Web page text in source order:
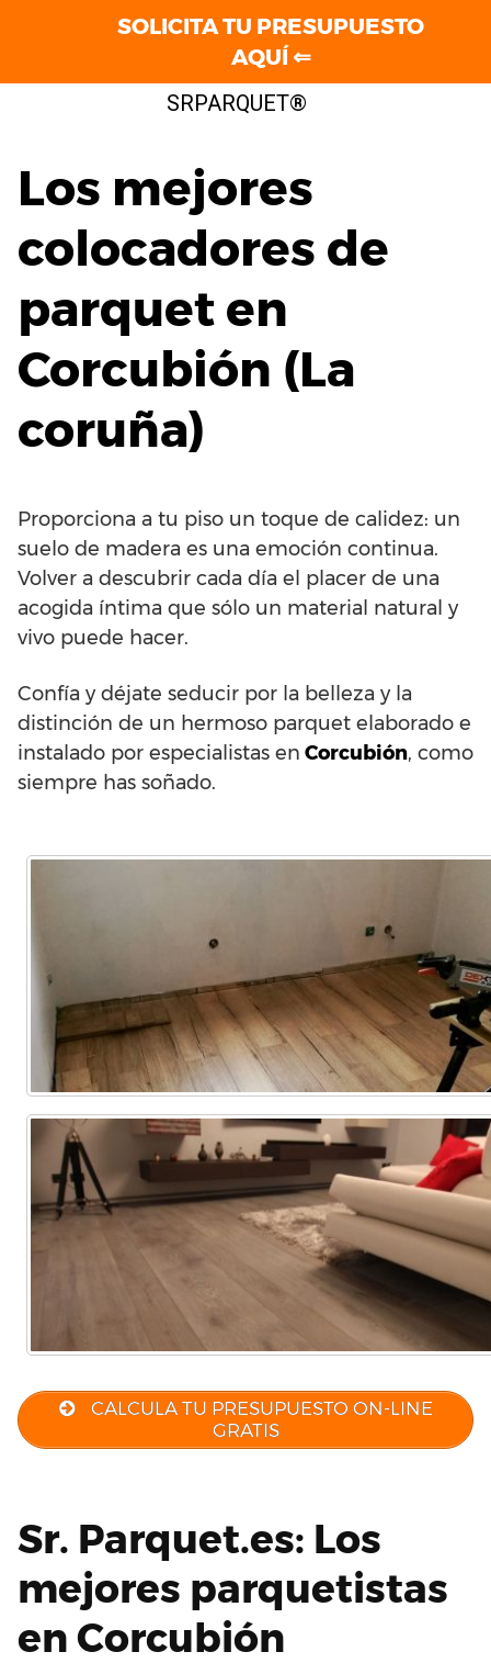
SRPARQUET®
Los mejores
colocadores de
parquet en
Corcubión (La
coruña)
Proporciona a tu piso un toque de calidez: un
suelo de madera es una emoción continua.
Volver a descubrir cada día el placer de una
acogida íntima que sólo un material natural y
vivo puede hacer.
Confía y déjate seducir por la belleza y la
distinción de un hermoso parquet elaborado e
instalado por especialistas en Corcubión, como
siempre has soñado.
CALCULA TU PRESUPUESTO ON-LINE
GRATIS
Sr. Parquet.es: Los
mejores parquetistas
en Corcubión
SOLICITA TU PRESUPUESTO
AQUÍ ⇐